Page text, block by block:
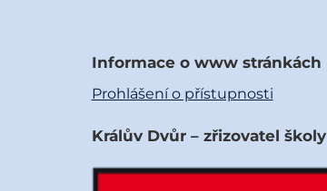
Informace o www stránkách
Prohlášení o přístupnosti
Králův Dvůr – zřizovatel školy